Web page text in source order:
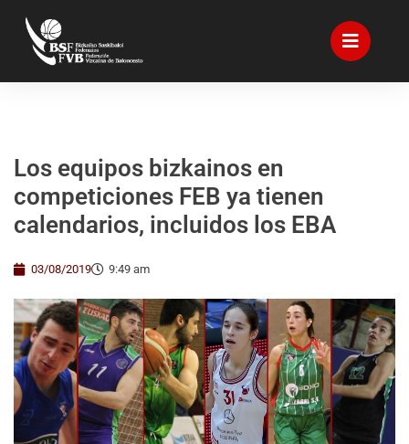
Los equipos bizkainos en
competiciones FEB ya tienen
calendarios, incluidos los EBA
03/08/2019 9:49 am